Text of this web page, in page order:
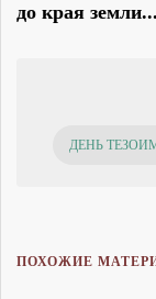
до края
ДЕНЬ
ПОХОЖИЕ